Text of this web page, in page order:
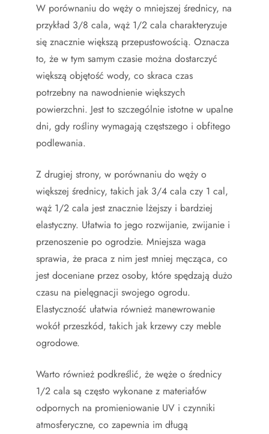
W porównaniu do węży o mniejszej średnicy, na
przykład 3/8 cala, wąż 1/2 cala charakteryzuje
się znacznie większą przepustowością. Oznacza
to, że w tym samym czasie można dostarczyć
większą objętość wody, co skraca czas
potrzebny na nawodnienie większych
powierzchni. Jest to szczególnie istotne w upalne
dni, gdy rośliny wymagają częstszego i obfitego
podlewania.
Z drugiej strony, w porównaniu do węży o
większej średnicy, takich jak 3/4 cala czy 1 cal,
wąż 1/2 cala jest znacznie lżejszy i bardziej
elastyczny. Ułatwia to jego rozwijanie, zwijanie i
przenoszenie po ogrodzie. Mniejsza waga
sprawia, że praca z nim jest mniej męcząca, co
jest doceniane przez osoby, które spędzają dużo
czasu na pielęgnacji swojego ogrodu.
Elastyczność ułatwia również manewrowanie
wokół przeszkód, takich jak krzewy czy meble
ogrodowe.
Warto również podkreślić, że węże o średnicy
1/2 cala są często wykonane z materiałów
odpornych na promieniowanie UV i czynniki
atmosferyczne, co zapewnia im długą